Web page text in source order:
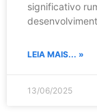
significativo
LEIA MAIS... »
13/06/2025